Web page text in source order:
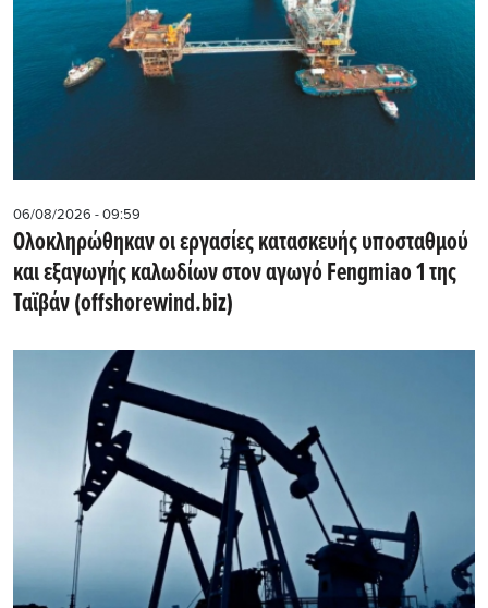
06/08/2026 - 09:59
Ολοκληρώθηκαν οι εργασίες κατασκευής υποσταθμού
και εξαγωγής καλωδίων στον αγωγό Fengmiao 1 της
Ταϊβάν (offshorewind.biz)